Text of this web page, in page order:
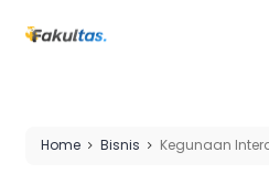
Home Bisnis
Kegunaan